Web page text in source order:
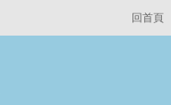
回首頁